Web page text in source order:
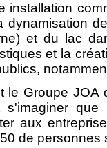
installation
dynamisation
et du lac
et la
le Groupe JOA
s'imaginer
aux
de personnes